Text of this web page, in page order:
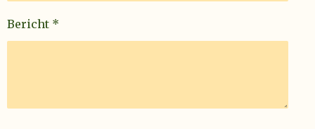
Bericht *